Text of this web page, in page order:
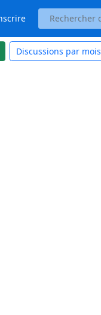
Discussions par mois